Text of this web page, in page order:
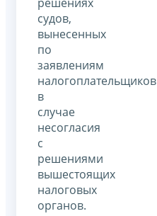
судов,
вынесенных
по
заявлениям
налогоплательщиков
в
случае
несогласия
с
решениями
вышестоящих
налоговых
органов.